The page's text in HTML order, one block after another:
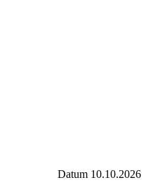
Datum 10.10.2026